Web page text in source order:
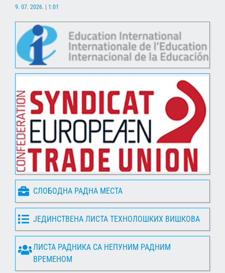
9. 07. 2026. | 1:01
СЛОБОДНА РАДНА МЕСТА
ЈЕДИНСТВЕНА ЛИСТА ТЕХНОЛОШКИХ ВИШКОВА
ЛИСТА РАДНИКА СА НЕПУНИМ РАДНИМ
ВРЕМЕНОМ